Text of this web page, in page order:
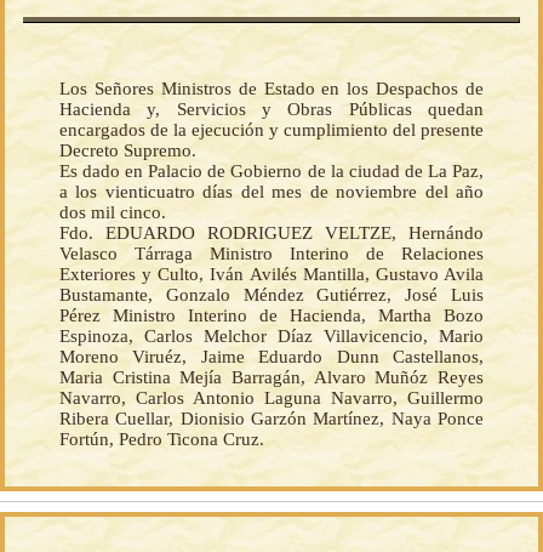
Los Señores Ministros de Estado en los Despachos de
Hacienda y, Servicios y Obras Públicas quedan
encargados de la ejecución y cumplimiento del presente
Decreto Supremo.
Es dado en Palacio de Gobierno de la ciudad de La Paz,
a los vienticuatro días del mes de noviembre del año
dos mil cinco.
Fdo. EDUARDO RODRIGUEZ VELTZE, Hernándo
Velasco Tárraga Ministro Interino de Relaciones
Exteriores y Culto, Iván Avilés Mantilla, Gustavo Avila
Bustamante, Gonzalo Méndez Gutiérrez, José Luis
Pérez Ministro Interino de Hacienda, Martha Bozo
Espinoza, Carlos Melchor Díaz Villavicencio, Mario
Moreno Viruéz, Jaime Eduardo Dunn Castellanos,
Maria Cristina Mejía Barragán, Alvaro Muñóz Reyes
Navarro, Carlos Antonio Laguna Navarro, Guillermo
Ribera Cuellar, Dionisio Garzón Martínez, Naya Ponce
Fortún, Pedro Ticona Cruz.